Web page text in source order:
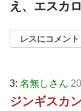
え、エスカ
レスにコメント
3: 名無しさん
ジンギスカ